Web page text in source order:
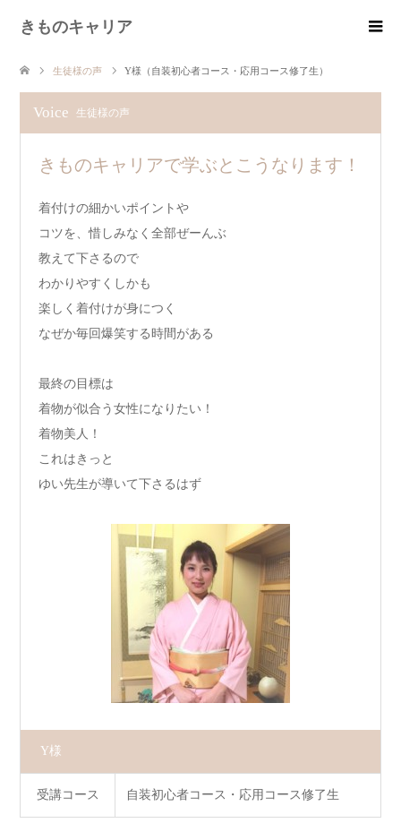
きものキャリア
生徒様の声 Y様（自装初心者コース・応用コース修了生）
Voice 生徒様の声
きものキャリアで学ぶとこうなります！
着付けの細かいポイントや
コツを、惜しみなく全部ぜーんぶ
教えて下さるので
わかりやすくしかも
楽しく着付けが身につく
なぜか毎回爆笑する時間がある
最終の目標は
着物が似合う女性になりたい！
着物美人！
これはきっと
ゆい先生が導いて下さるはず
Y様
受講コース 自装初心者コース・応用コース修了生